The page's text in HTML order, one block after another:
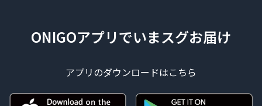
ONIGOアプリでいまスグお届け
アプリのダウンロードはこちら